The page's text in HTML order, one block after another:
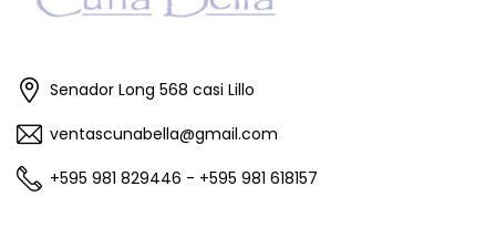
Senador Long 568 casi Lillo
ventascunabella@gmail.com
+595 981 829446 - +595 981 618157